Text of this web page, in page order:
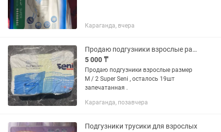
Караганда, вчера
Продаю подгузники взрослые размер М Super seni.
5 000 ₸
Продаю подгузники взрослые размер
М / 2 Super Seni , осталось 19шт
запечатанная .
Караганда, позавчера
Подгузники трусики для взрослых